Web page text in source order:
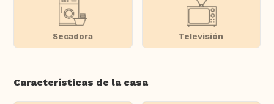
Secadora Televisión
Características de la casa